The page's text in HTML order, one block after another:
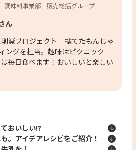
調味料事業部 販売総括グループ
ん
減プロジェクト「捨てたもんじゃ
ングを担当。趣味はピクニック
毎日食べます！おいしいと楽しい
おいしい!?
。アイデアレシピをご紹介！